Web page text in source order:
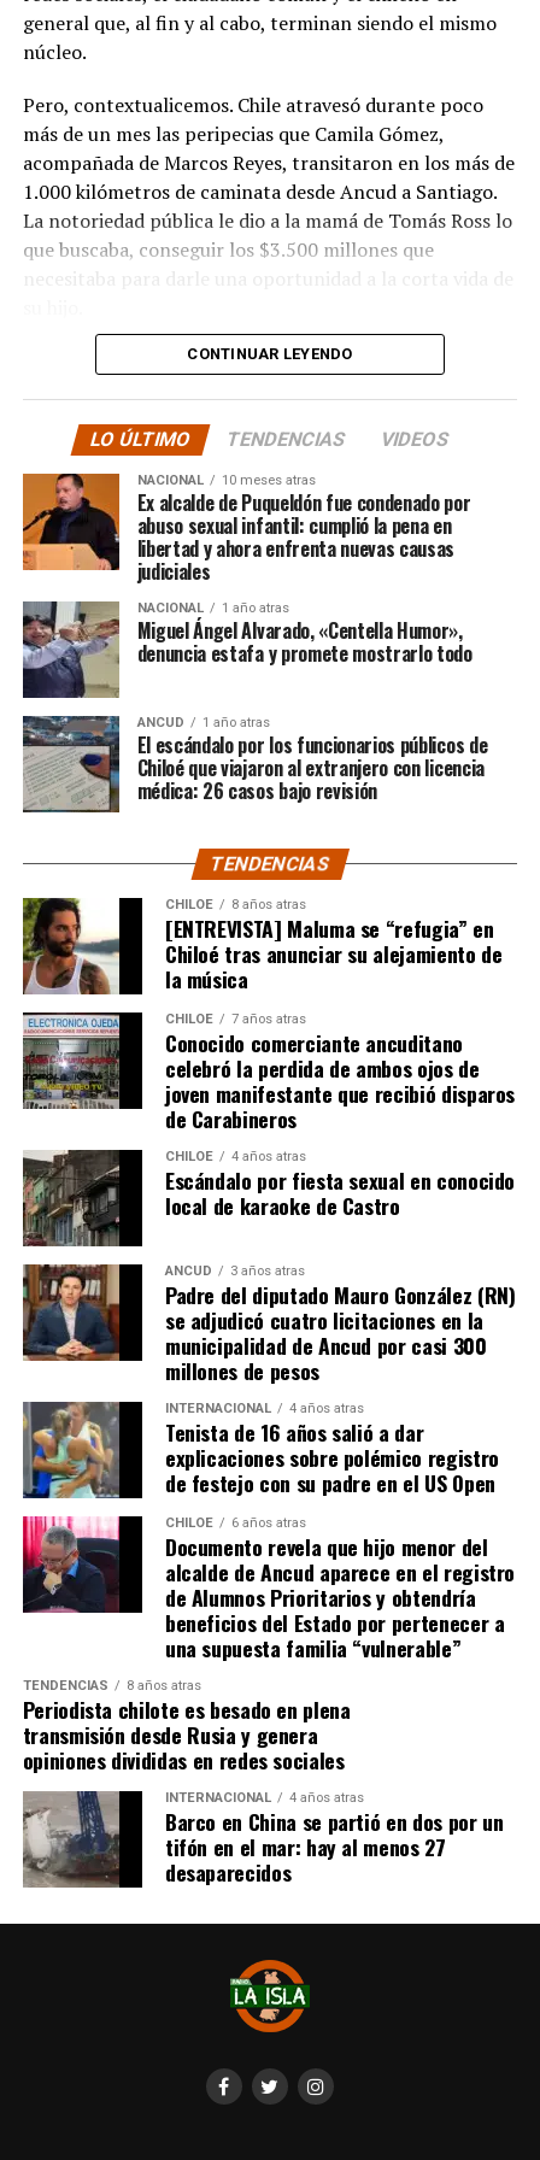
general que, al fin y al cabo, terminan siendo el mismo
núcleo.
Pero, contextualicemos. Chile atravesó durante poco
más de un mes las peripecias que Camila Gómez,
acompañada de Marcos Reyes, transitaron en los más de
1.000 kilómetros de caminata desde Ancud a Santiago.
La notoriedad pública le dio a la mamá de Tomás Ross lo
que buscaba, conseguir los $3.500 millones que
necesitaba para darle una oportunidad a la corta vida de
La solidaridad y empatía de los chilenos en cada paso
sino que se superó con creces. De hecho, el último
cómputo dado a conocer reveló la suma total de
$3.689.545.200.
Según Camila Gómez, el excedente de casi $200
millones sería destinadopara los costos médicos
asociados al suministro del Elevidys «porque los 3.500
millonessolo incluye el frasco del fármaco y no los
otros gastos relacionados con los tres meses del
tratamiento
«, indicó a Meganonoticias.cl
Pero, volviendo al principio, damos curso a una solicitud
imposible de especificar con exactitud pero que un
simple chequeo de los ánimos de la gente, se puede ver
como un anhelo mayúsculo el hecho de que esos casi
$200 millones sean destinados para Dante Jara, el
pequeño de año y medio cuyo padecimiento es el mismo
de Tomás Ross y, por si fuera poco, su padre, Fernando,
emprendió una caminata de Arica a Santiago para
conseguir tal fin. Entonces, ¿quién mejor que Camila
Gómez para ponerse en el lugar de quien comparte su
misma realidad, el Duchenne, salvando las “pequeñas
grandes” diferencias?
Voces al unísono se escuchan y se repiten en redes
sociales, el pedido de donar ese excedente al Dante Jara
resuena desde todo Chiloé, cuna del apoyo recibido por
parte de Camila Gómez, hasta nuestro lejano norte. Es
que, a diferencia del conocido dicho, en este caso, todos
los caminos conducen a… La Moneda y, mientras se
espera ese gesto por parte de la madre del pequeño
Tomás, los pasos siguen quemando los pies de Fernando
en pos de que cada kilómetro recorrido, signifique más
que una llegada a Santiago, un arribo a la cura de su hijo
Actualmente, Gómez se encuentra en Santiago
realizando trámites y participando como invitada en
distintos medios de comunicación. Aunque aún no tiene
una fecha exacta para su viaje a Estados Unidos, donde
se administra el medicamento, indicó que esperan
realizarlo «a mediados de junio».
Cabe destacar que, pese a que se logró reunir el dinero y,
por ende, la meta se cumplió, continúan circulando por
redes sociales, eventos a beneficios de Tomás Ross.
¿Como ayudar?
Instagram, Dante_contra_duchenne
Fernando Jara (padre)
19.968.680-1
Banco Falabella, cuenta corriente
11510154944
fernandokine1998@gmail.com
CONTINUAR LEYENDO
LO ÚLTIMO TENDENCIAS VIDEOS
NACIONAL 10 meses atras
Ex alcalde de Puqueldón fue condenado por
abuso sexual infantil: cumplió la pena en
libertad y ahora enfrenta nuevas causas
judiciales
NACIONAL 1 año atras
Miguel Ángel Alvarado, «Centella Humor»,
denuncia estafa y promete mostrarlo todo
ANCUD 1 año atras
El escándalo por los funcionarios públicos de
Chiloé que viajaron al extranjero con licencia
médica: 26 casos bajo revisión
TENDENCIAS
CHILOE 8 años atras
[ENTREVISTA] Maluma se “refugia” en
Chiloé tras anunciar su alejamiento de
la música
CHILOE 7 años atras
Conocido comerciante ancuditano
celebró la perdida de ambos ojos de
joven manifestante que recibió disparos
de Carabineros
CHILOE 4 años atras
Escándalo por fiesta sexual en conocido
local de karaoke de Castro
ANCUD 3 años atras
Padre del diputado Mauro González (RN)
se adjudicó cuatro licitaciones en la
municipalidad de Ancud por casi 300
millones de pesos
INTERNACIONAL 4 años atras
Tenista de 16 años salió a dar
explicaciones sobre polémico registro
de festejo con su padre en el US Open
CHILOE 6 años atras
Documento revela que hijo menor del
alcalde de Ancud aparece en el registro
de Alumnos Prioritarios y obtendría
beneficios del Estado por pertenecer a
una supuesta familia “vulnerable”
TENDENCIAS 8 años atras
Periodista chilote es besado en plena
transmisión desde Rusia y genera
opiniones divididas en redes sociales
INTERNACIONAL 4 años atras
Barco en China se partió en dos por un
tifón en el mar: hay al menos 27
desaparecidos